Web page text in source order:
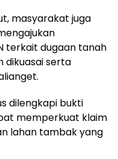
masyarakat juga
terkait dugaan tanah
dikuasai serta
dilengkapi bukti
memperkuat klaim
lahan tambak yang